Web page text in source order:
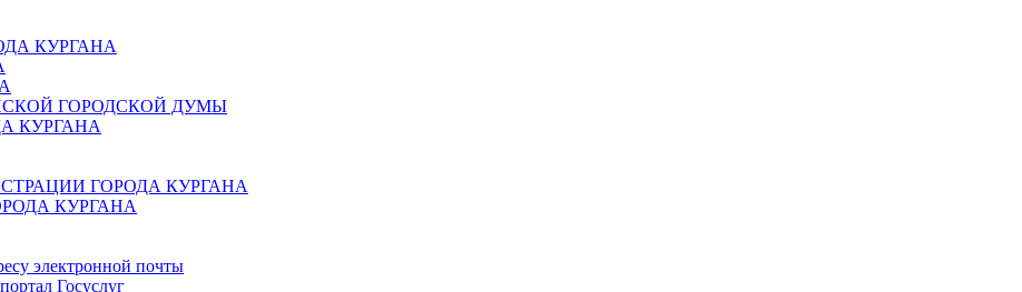
КУРГАНА
ГОРОДСКОЙ ДУМЫ
КУРГАНА
ГОРОДА КУРГАНА
КУРГАНА
электронной почты
Госуслуг